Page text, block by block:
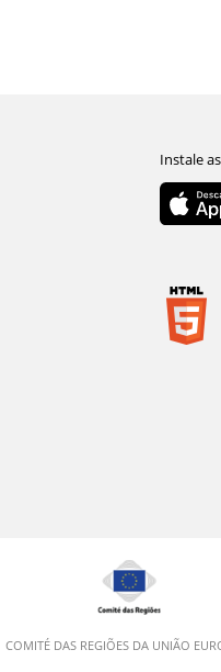
COMITÉ DAS REGIÕES DA UNIÃO